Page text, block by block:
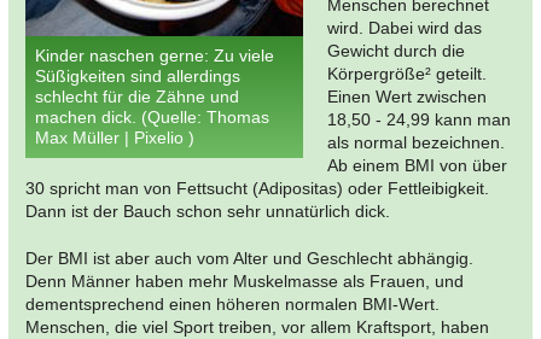
Kinder naschen gerne: Zu viele
Süßigkeiten sind allerdings
schlecht für die Zähne und
machen dick. (Quelle: Thomas
Max Müller | Pixelio )
Menschen berechnet
wird. Dabei wird das
Gewicht durch die
Körpergröße² geteilt.
Einen Wert zwischen
18,50 - 24,99 kann man
als normal bezeichnen.
Ab einem BMI von über
30 spricht man von Fettsucht (Adipositas) oder Fettleibigkeit.
Dann ist der Bauch schon sehr unnatürlich dick.
Der BMI ist aber auch vom Alter und Geschlecht abhängig.
Denn Männer haben mehr Muskelmasse als Frauen, und
dementsprechend einen höheren normalen BMI-Wert.
Menschen, die viel Sport treiben, vor allem Kraftsport, haben